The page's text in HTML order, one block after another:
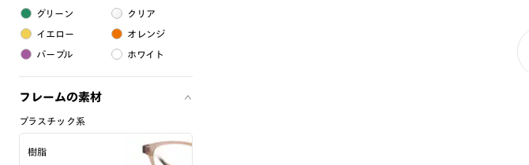
グリーン クリア
イエロー オレンジ
パープル ホワイト
フレームの素材
プラスチック系
樹脂